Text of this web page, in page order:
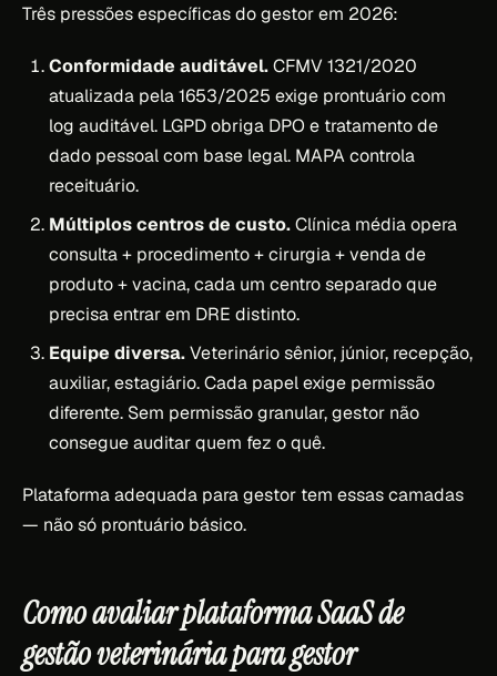
Três pressões específicas do gestor em 2026:
Conformidade auditável.CFMV 1321/2020
atualizada pela 1653/2025 exige prontuário com
log auditável. LGPD obriga DPO e tratamento de
dado pessoal com base legal. MAPA controla
receituário.
Múltiplos centros de custo.Clínica média opera
consulta + procedimento + cirurgia + venda de
produto + vacina, cada um centro separado que
precisa entrar em DRE distinto.
Equipe diversa.Veterinário sênior, júnior, recepção,
auxiliar, estagiário. Cada papel exige permissão
diferente. Sem permissão granular, gestor não
consegue auditar quem fez o quê.
Plataforma adequada para gestor tem essas camadas
— não só prontuário básico.
Como avaliar plataforma SaaS de
gestão veterinária para gestor